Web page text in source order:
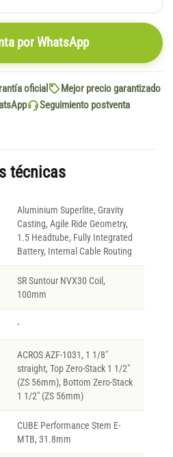
por WhatsApp
oficial
Mejor precio garantizado
Seguimiento postventa
técnicas
Aluminium Superlite, Gravity
Casting, Agile Ride Geometry,
1.5 Headtube, Fully Integrated
Battery, Internal Cable Routing
SR Suntour NVX30 Coil,
100mm
-
ACROS AZF-1031, 1 1/8"
straight, Top Zero-Stack 1 1/2"
(ZS 56mm), Bottom Zero-Stack
1 1/2" (ZS 56mm)
CUBE Performance Stem E-
MTB, 31.8mm